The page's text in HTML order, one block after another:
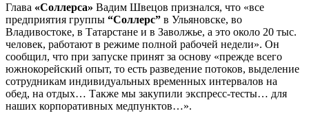
Глава «Соллерса» Вадим Швецов признался, что «все
предприятия группы “Соллерс” в Ульяновске, во
Владивостоке, в Татарстане и в Заволжье, а это около 20 тыс.
человек, работают в режиме полной рабочей недели». Он
сообщил, что при запуске принят за основу «прежде всего
южнокорейский опыт, то есть разведение потоков, выделение
сотрудникам индивидуальных временных интервалов на
обед, на отдых… Также мы закупили экспресс-тесты… для
наших корпоративных медпунктов…».